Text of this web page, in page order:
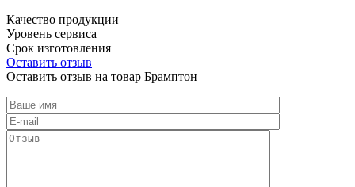
Качество продукции
Уровень сервиса
Срок изготовления
Оставить отзыв
Оставить отзыв на товар Брамптон